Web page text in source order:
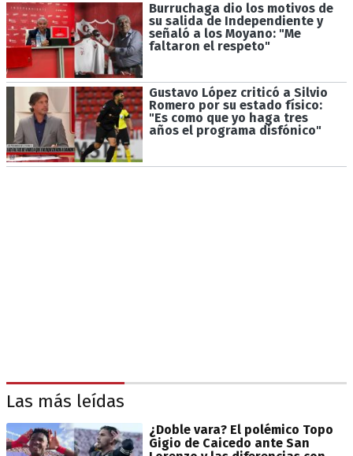
Burruchaga dio los motivos de
su salida de Independiente y
señaló a los Moyano: "Me
faltaron el respeto"
Gustavo López criticó a Silvio
Romero por su estado físico:
"Es como que yo haga tres
años el programa disfónico"
Las más leídas
¿Doble vara? El polémico Topo
Gigio de Caicedo ante San